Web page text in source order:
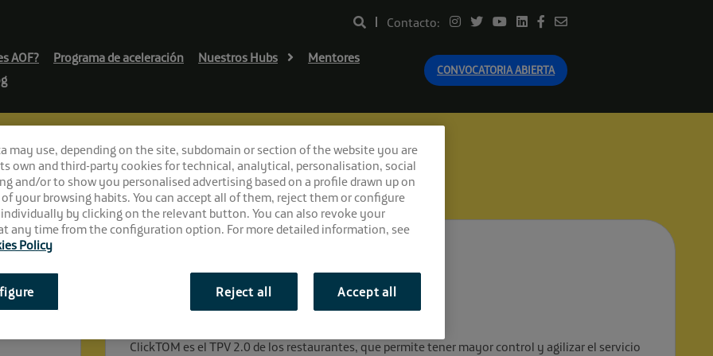
Contacto:
AOF? Programa de aceleración Nuestros Hubs
Mentores
CONVOCATORIA ABIERTA
“El TPV de los restaurantes”
ClickTOM es el TPV 2.0 de los restaurantes, que permite tener mayor control y agilizar el servicio
may use, depending on the site, subdomain or section of the website you are
own and third-party cookies for technical, analytical, personalisation, social
and/or to show you personalised advertising based on a profile drawn up on
your browsing habits. You can accept all of them, reject them or configure
by clicking on the relevant button. You can also revoke your
any time from the configuration option. For more detailed information, see
Policy
Reject all Accept all